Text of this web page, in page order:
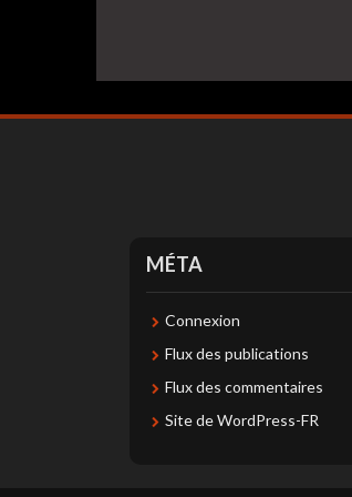
MÉTA
Connexion
Flux des publications
Flux des commentaires
Site de WordPress-FR